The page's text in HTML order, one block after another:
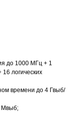
до 1000 МГц + 1
логических
времени до 4 Гвыб/
Мвыб;